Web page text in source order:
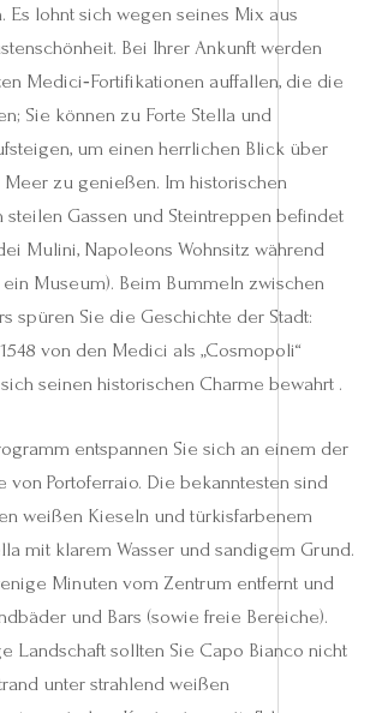
Es lohnt sich wegen seines Mix aus
Bei Ihrer Ankunft werden
Medici‑Fortifikationen auffallen, die die
Sie können zu Forte Stella und
um einen herrlichen Blick über
zu genießen. Im historischen
steilen Gassen und Steintreppen befindet
Mulini, Napoleons Wohnsitz während
Museum). Beim Bummeln zwischen
spüren Sie die Geschichte der Stadt:
von den Medici als „Cosmopoli“
seinen historischen Charme bewahrt .
entspannen Sie sich an einem der
von Portoferraio. Die bekanntesten sind
weißen Kieseln und türkisfarbenem
mit klarem Wasser und sandigem Grund.
Minuten vom Zentrum entfernt und
und Bars (sowie freie Bereiche).
Landschaft sollten Sie Capo Bianco nicht
unter strahlend weißen